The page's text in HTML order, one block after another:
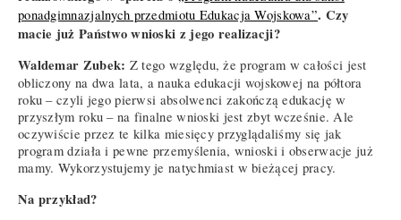
ponadgimnazjalnych przedmiotu Edukacja Wojskowa”. Czy
macie już Państwo wnioski z jego realizacji?
Waldemar Zubek: Z tego względu, że program w całości jest
obliczony na dwa lata, a nauka edukacji wojskowej na półtora
roku – czyli jego pierwsi absolwenci zakończą edukację w
przyszłym roku – na finalne wnioski jest zbyt wcześnie. Ale
oczywiście przez te kilka miesięcy przyglądaliśmy się jak
program działa i pewne przemyślenia, wnioski i obserwacje już
mamy. Wykorzystujemy je natychmiast w bieżącej pracy.
Na przykład?